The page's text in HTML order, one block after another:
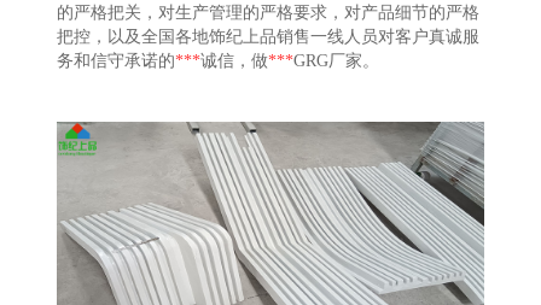
的严格把关，对生产管理的严格要求，对产品细节的严格
把控，以及全国各地饰纪上品销售一线人员对客户真诚服
务和信守承诺的***诚信，做***GRG厂家。